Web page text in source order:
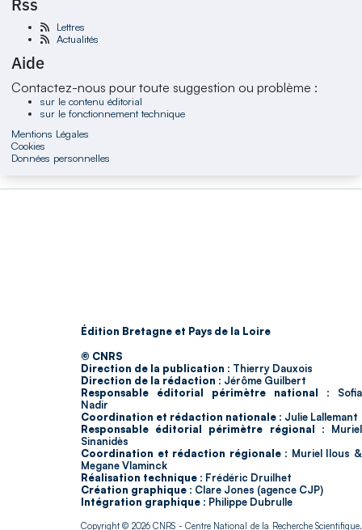
Rss
Lettres
Actualités
Aide
Contactez-nous pour toute suggestion ou problème :
sur le contenu éditorial
sur le fonctionnement technique
Mentions Légales
Cookies
Données personnelles
Édition Bretagne et Pays de la Loire
© CNRS
Direction de la publication : Thierry Dauxois
Direction de la rédaction : Jérôme Guilbert
Responsable éditorial périmètre national : Sofia
Nadir
Coordination et rédaction nationale : Julie Lallemant
Responsable éditorial périmètre régional : Muriel
Sinanidès
Coordination et rédaction régionale : Muriel Ilous &
Megane Vlaminck
Réalisation technique : Frédéric Druilhet
Création graphique : Clare Jones (agence CJP)
Intégration graphique : Philippe Dubrulle
Copyright © 2026CNRS - Centre National de la Recherche Scientifique.